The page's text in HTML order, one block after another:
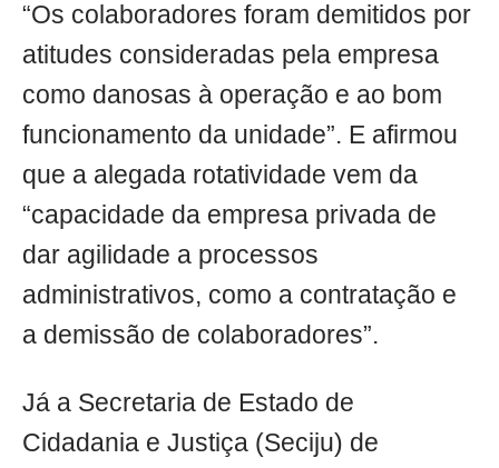
“Os colaboradores foram demitidos por
atitudes consideradas pela empresa
como danosas à operação e ao bom
funcionamento da unidade”. E afirmou
que a alegada rotatividade vem da
“capacidade da empresa privada de
dar agilidade a processos
administrativos, como a contratação e
a demissão de colaboradores”.
Já a Secretaria de Estado de
Cidadania e Justiça (Seciju) de